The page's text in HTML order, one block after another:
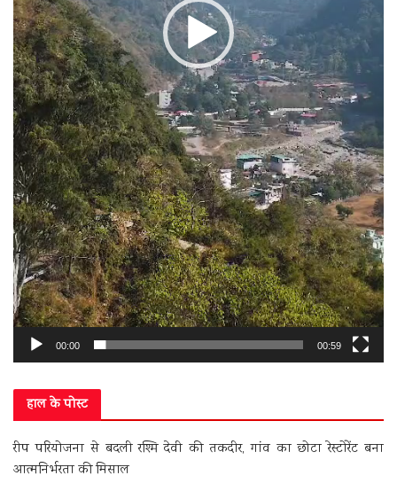
00:00 00:59
हाल के पोस्ट
रीप परियोजना से बदली रश्मि देवी की तकदीर, गांव का छोटा रेस्टोरेंट बना
आत्मनिर्भरता की मिसाल